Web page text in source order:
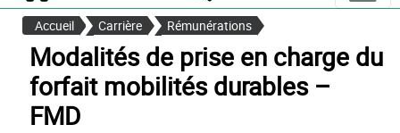
Accueil Recherche
Accueil Carrière Rémunérations
Modalités de prise en charge du
forfait mobilités durables –
FMD